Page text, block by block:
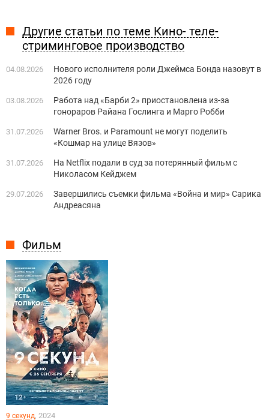
Фильм
9 секунд, 2024
Другие статьи по теме Кино- теле-
стриминговое производство
04.08.2026
Нового исполнителя роли Джеймса Бонда назовут в
2026 году
03.08.2026
Работа над «Барби 2» приостановлена из-за
гонораров Райана Гослинга и Марго Робби
31.07.2026
Warner Bros. и Paramount не могут поделить
«Кошмар на улице Вязов»
31.07.2026
На Netflix подали в суд за потерянный фильм с
Николасом Кейджем
29.07.2026
Завершились съемки фильма «Война и мир» Сарика
Андреасяна